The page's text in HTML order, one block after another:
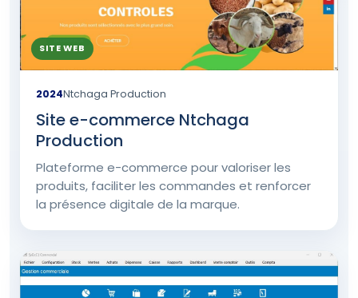
SITE WEB
2024Ntchaga Production
Site e-commerce Ntchaga
Production
Plateforme e-commerce pour valoriser les
produits, faciliter les commandes et renforcer
la présence digitale de la marque.